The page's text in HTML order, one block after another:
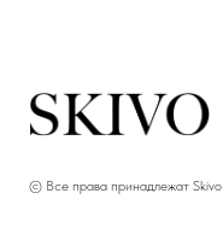
© Все права принадлежат Skivo